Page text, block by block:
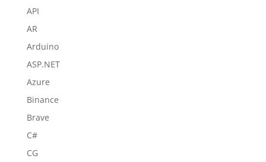
API
AR
Arduino
ASP.NET
Azure
Binance
Brave
C#
CG